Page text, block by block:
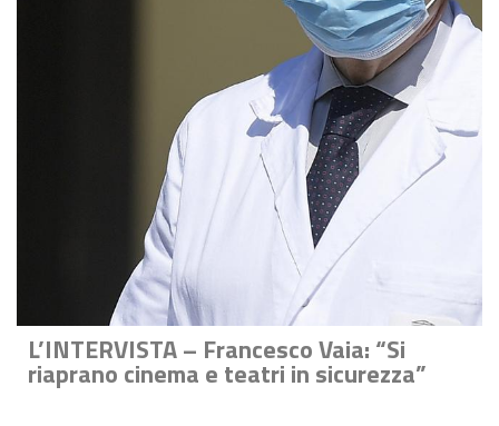
L’INTERVISTA – Francesco Vaia: “Si
riaprano cinema e teatri in sicurezza”